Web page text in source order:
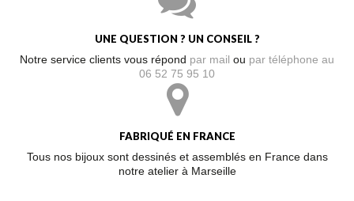
UNE QUESTION ? UN CONSEIL ?
Notre service clients vous répond par mail ou par téléphone au
06 52 75 95 10
FABRIQUÉ EN FRANCE
Tous nos bijoux sont dessinés et assemblés en France dans
notre atelier à Marseille